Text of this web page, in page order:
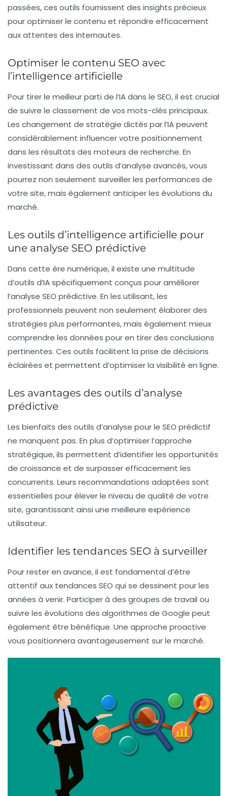
passées, ces outils fournissent des insights précieux
pour optimiser le contenu et répondre efficacement
aux attentes des internautes.
Optimiser le contenu SEO avec
l’intelligence artificielle
Pour tirer le meilleur parti de l’IA dans le SEO, il est crucial
de suivre le classement de vos mots-clés principaux.
Les changement de stratégie dictés par l’IA peuvent
considérablement influencer votre positionnement
dans les résultats des moteurs de recherche. En
investissant dans des outils d’analyse avancés, vous
pourrez non seulement surveiller les performances de
votre site, mais également anticiper les évolutions du
marché.
Les outils d’intelligence artificielle pour
une analyse SEO prédictive
Dans cette ère numérique, il existe une multitude
d’outils d’IA spécifiquement conçus pour améliorer
l’analyse SEO prédictive. En les utilisant, les
professionnels peuvent non seulement élaborer des
stratégies plus performantes, mais également mieux
comprendre les données pour en tirer des conclusions
pertinentes. Ces outils facilitent la prise de décisions
éclairées et permettent d’optimiser la visibilité en ligne.
Les avantages des outils d’analyse
prédictive
Les bienfaits des outils d’analyse pour le SEO prédictif
ne manquent pas. En plus d’optimiser l‘approche
stratégique, ils permettent d’identifier les opportunités
de croissance et de surpasser efficacement les
concurrents. Leurs recommandations adaptées sont
essentielles pour élever le niveau de qualité de votre
site, garantissant ainsi une meilleure expérience
utilisateur.
Identifier les tendances SEO à surveiller
Pour rester en avance, il est fondamental d’être
attentif aux tendances SEO qui se dessinent pour les
années à venir. Participer à des groupes de travail ou
suivre les évolutions des algorithmes de Google peut
également être bénéfique. Une approche proactive
vous positionnera avantageusement sur le marché.